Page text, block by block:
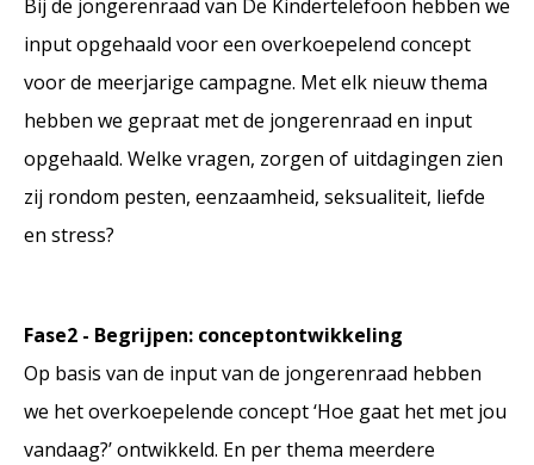
Bij de jongerenraad van De Kindertelefoon hebben we
input opgehaald voor een overkoepelend concept
voor de meerjarige campagne. Met elk nieuw thema
hebben we gepraat met de jongerenraad en input
opgehaald. Welke vragen, zorgen of uitdagingen zien
zij rondom pesten, eenzaamheid, seksualiteit, liefde
en stress?
Fase2 - Begrijpen: conceptontwikkeling
Op basis van de input van de jongerenraad hebben
we het overkoepelende concept ‘Hoe gaat het met jou
vandaag?’ ontwikkeld. En per thema meerdere